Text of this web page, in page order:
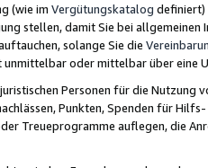
(wie im Vergütungskatalog definiert)
stellen, damit Sie bei
solange Sie die
unmittelbar oder mittelbar über eine
Personen für die Nutzung
Punkten, Spenden für
Treueprogramme auflegen, die